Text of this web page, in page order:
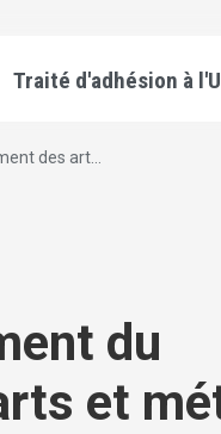
Traité d'adhésion à
des art...
du
et